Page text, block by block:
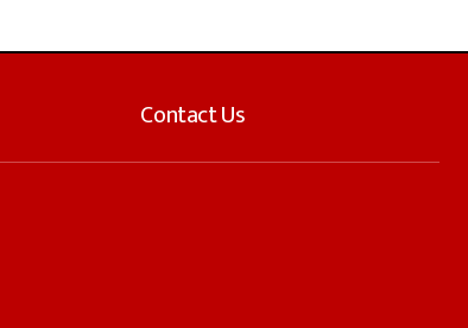
Contact Us